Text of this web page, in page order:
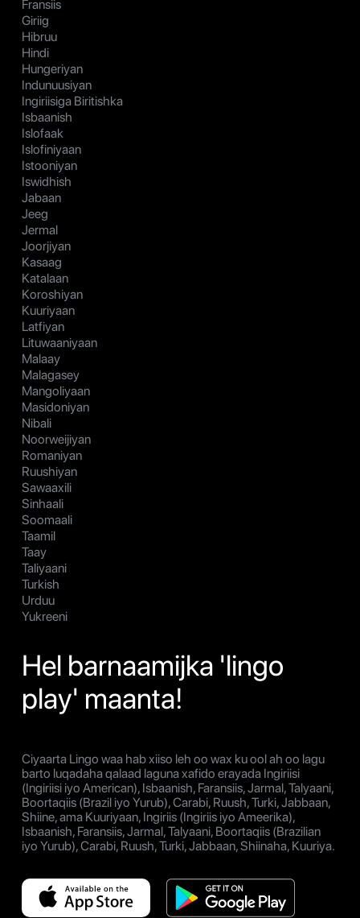
Fransiis
Giriig
Hibruu
Hindi
Hungeriyan
Indunuusiyan
Ingiriisiga Biritishka
Isbaanish
Islofaak
Islofiniyaan
Istooniyan
Iswidhish
Jabaan
Jeeg
Jermal
Joorjiyan
Kasaag
Katalaan
Koroshiyan
Kuuriyaan
Latfiyan
Lituwaaniyaan
Malaay
Malagasey
Mangoliyaan
Masidoniyan
Nibali
Noorweijiyan
Romaniyan
Ruushiyan
Sawaaxili
Sinhaali
Soomaali
Taamil
Taay
Taliyaani
Turkish
Urduu
Yukreeni
Hel barnaamijka 'lingo
play' maanta!
Ciyaarta Lingo waa hab xiiso leh oo wax ku ool ah oo lagu
barto luqadaha qalaad laguna xafido erayada Ingiriisi
(Ingiriisi iyo American), Isbaanish, Faransiis, Jarmal, Talyaani,
Boortaqiis (Brazil iyo Yurub), Carabi, Ruush, Turki, Jabbaan,
Shiine, ama Kuuriyaan, Ingiriis (Ingiriis iyo Ameerika),
Isbaanish, Faransiis, Jarmal, Talyaani, Boortaqiis (Brazilian
iyo Yurub), Carabi, Ruush, Turki, Jabbaan, Shiinaha, Kuuriya.